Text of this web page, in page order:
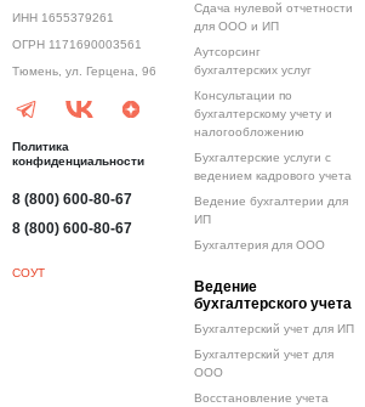
ИНН 1655379261
ОГРН 1171690003561
Тюмень, ул. Герцена, 96
Политика
конфиденциальности
8 (800) 600-80-67
8 (800) 600-80-67
СОУТ
Сдача нулевой отчетности
для ООО и ИП
Аутсорсинг
бухгалтерских услуг
Консультации по
бухгалтерскому учету и
налогообложению
Бухгалтерские услуги с
ведением кадрового учета
Ведение бухгалтерии для
ИП
Бухгалтерия для ООО
Ведение
бухгалтерского учета
Бухгалтерский учет для ИП
Бухгалтерский учет для
ООО
Восстановление учета